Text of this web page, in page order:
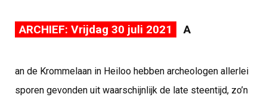
ARCHIEF: Vrijdag 30 juli 2021 A
an de Krommelaan in Heiloo hebben archeologen allerlei
sporen gevonden uit waarschijnlijk de late steentijd, zo’n